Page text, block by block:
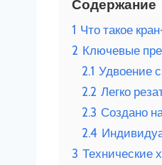
Содержание
1 Что такое
2 Ключевые
2.1 Удвоение
2.2 Легко
2.3 Создано
2.4
3 Технические